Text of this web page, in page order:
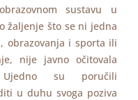
sustavu u
žaljenje što se ni jedna
obrazovanja i sporta ili
nije javno očitovala
su poručili
u duhu svoga poziva